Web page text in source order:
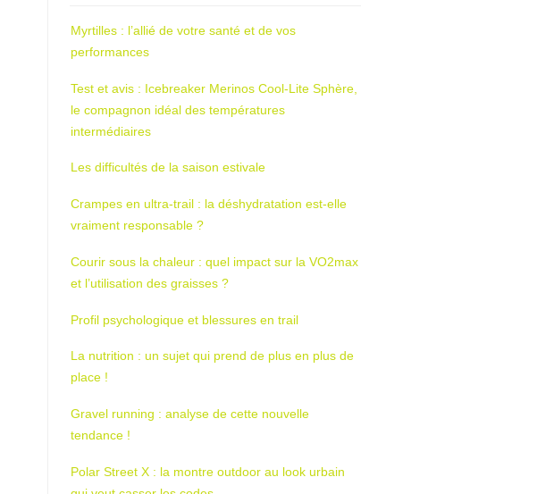
Myrtilles : l’allié de votre santé et de vos
performances
Test et avis : Icebreaker Merinos Cool-Lite Sphère,
le compagnon idéal des températures
intermédiaires
Les difficultés de la saison estivale
Crampes en ultra-trail : la déshydratation est-elle
vraiment responsable ?
Courir sous la chaleur : quel impact sur la VO2max
et l’utilisation des graisses ?
Profil psychologique et blessures en trail
La nutrition : un sujet qui prend de plus en plus de
place !
Gravel running : analyse de cette nouvelle
tendance !
Polar Street X : la montre outdoor au look urbain